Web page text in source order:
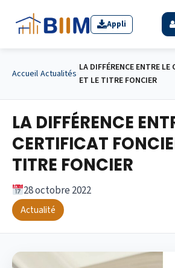
Appli
Accueil Actualités
LA DIFFÉRENCE ENTRE
ET LE TITRE FONCIER
LA DIFFÉRENCE
CERTIFICAT
TITRE FONCIER
28 octobre 2022
Actualité